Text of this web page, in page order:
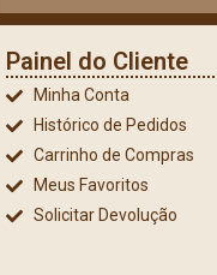
Painel do Cliente
Minha Conta
Histórico de Pedidos
Carrinho de Compras
Meus Favoritos
Solicitar Devolução